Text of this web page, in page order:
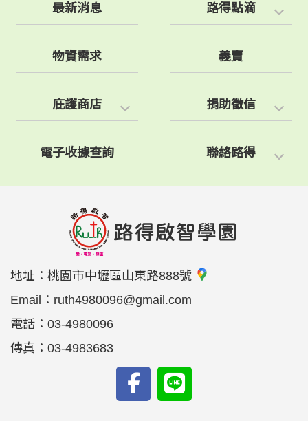
最新消息 路得點滴
物資需求 義賣
庇護商店 捐助徵信
電子收據查詢 聯絡路得
地址： 桃園市中壢區山東路888號
Email： ruth4980096@gmail.com
電話： 03-4980096
傳真： 03-4983683